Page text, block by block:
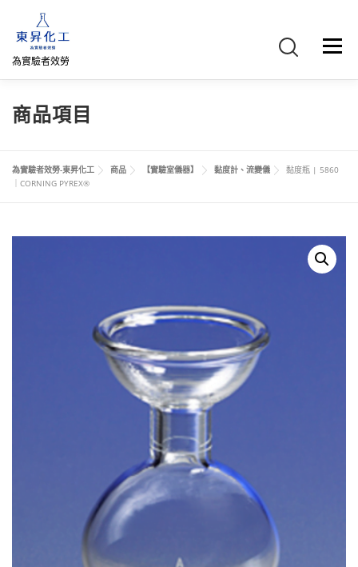
為實驗者效勞
選單
首頁 關於我們
網路商店 直購專區 詢價車、購物車/會員
商品項目
為實驗者效勞-東昇化工 商品 【實驗室儀器】 黏度計、流變儀
黏度瓶 | 5860
｜CORNING PYREX®